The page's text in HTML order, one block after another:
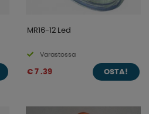
MR16-12 Led
Varastossa
€ 7 .39 OSTA!